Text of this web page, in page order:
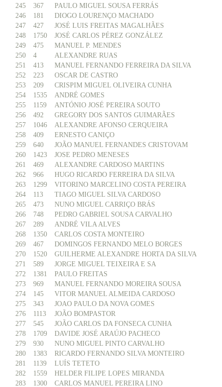
245
367
PAULO MIGUEL SOUSA FERRÁS
246
181
DIOGO LOURENÇO MACHADO
247
427
JOSÉ LUIS FREITAS MAGALHÃES
248
1750
JOSÉ CARLOS PÉREZ GONZÁLEZ
249
475
MANUEL P. MENDES
250
4
ALEXANDRE RUAS
251
413
MANUEL FERNANDO FERREIRA DA SILVA
252
223
OSCAR DE CASTRO
253
209
CRISPIM MIGUEL OLIVEIRA CUNHA
254
1535
ANDRÉ GOMES
255
1159
ANTÓNIO JOSÉ PEREIRA SOUTO
256
492
GREGORY DOS SANTOS GUIMARÃES
257
1046
ALEXANDRE AFONSO CERQUEIRA
258
409
ERNESTO CANIÇO
259
640
JOÃO MANUEL FERNANDES CRISTOVAM
260
1423
JOSE PEDRO MENESES
261
469
ALEXANDRE CARDOSO MARTINS
262
966
HUGO RICARDO FERREIRA DA SILVA
263
1299
VITORINO MARCELINO COSTA PEREIRA
264
113
TIAGO MIGUEL SILVA CARDOSO
265
473
NUNO MIGUEL CARRIÇO BRÁS
266
748
PEDRO GABRIEL SOUSA CARVALHO
267
289
ANDRÉ VILA ALVES
268
1350
CARLOS COSTA MONTEIRO
269
467
DOMINGOS FERNANDO MELO BORGES
270
1520
GUILHERME ALEXANDRE HORTA DA SILVA
271
589
JORGE MIGUEL TEIXEIRA E SA
272
1381
PAULO FREITAS
273
969
MANUEL FERNANDO MOREIRA SOUSA
274
145
VITOR MANUEL ALMEIDA CARDOSO
275
343
JOAO PAULO DA NOVA GOMES
276
1113
JOÃO BOMPASTOR
277
545
JOÃO CARLOS DA FONSECA CUNHA
278
1709
DAVIDE JOSÉ ARAÚJO PACHECO
279
930
NUNO MIGUEL PINTO CARVALHO
280
1383
RICARDO FERNANDO SILVA MONTEIRO
281
1139
LUÍS TETETO
282
1559
HELDER FILIPE LOPES MIRANDA
283
1300
CARLOS MANUEL PEREIRA LINO